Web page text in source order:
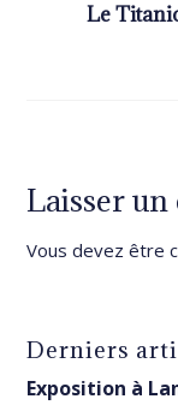
Le
Laisser
Vous devez être
Derniers
Exposition à